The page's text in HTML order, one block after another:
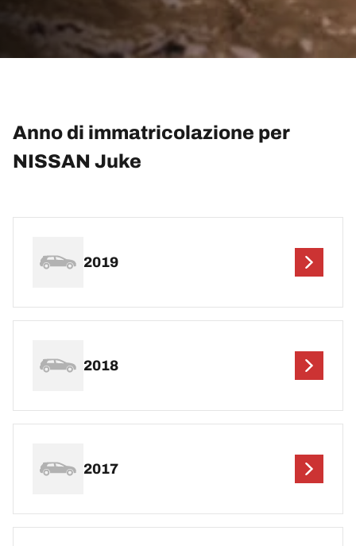
Anno di immatricolazione per
NISSAN Juke
2019
2018
2017